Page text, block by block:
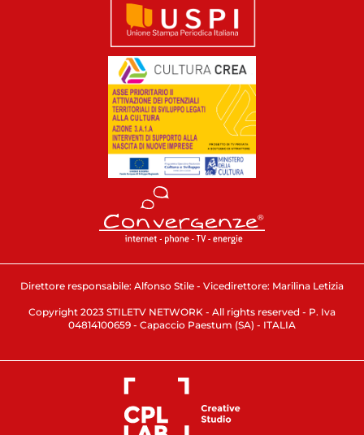
Direttore responsabile: Alfonso Stile - Vicedirettore: Marilina Letizia
Copyright 2023 STILETV NETWORK - All rights reserved - P. Iva
04814100659 - Capaccio Paestum (SA) - ITALIA